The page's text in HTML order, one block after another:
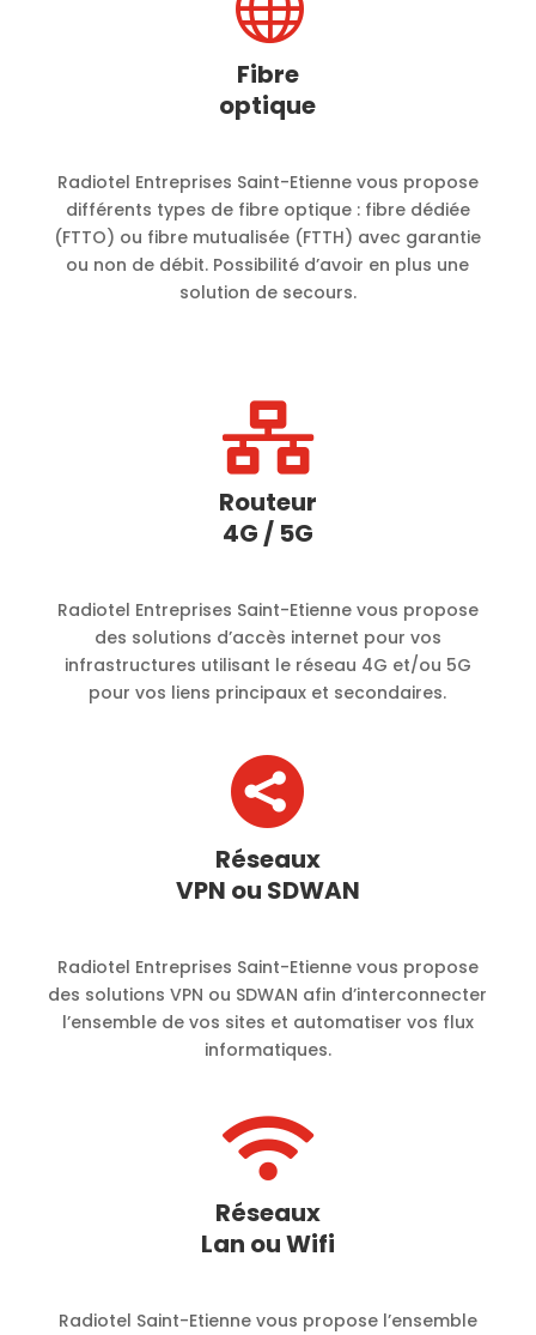
Fibre
optique
Radiotel Entreprises Saint-Etienne vous propose
différents types de fibre optique : fibre dédiée
(FTTO) ou fibre mutualisée (FTTH) avec garantie
ou non de débit. Possibilité d’avoir en plus une
solution de secours.

Routeur
4G / 5G
Radiotel Entreprises Saint-Etienne vous propose
des solutions d’accès internet pour vos
infrastructures utilisant le réseau 4G et/ou 5G
pour vos liens principaux et secondaires.

Réseaux
VPN ou SDWAN
Radiotel Entreprises Saint-Etienne vous propose
des solutions VPN ou SDWAN afin d’interconnecter
l’ensemble de vos sites et automatiser vos flux
informatiques.

Réseaux
Lan ou Wifi
Radiotel Saint-Etienne vous propose l’ensemble